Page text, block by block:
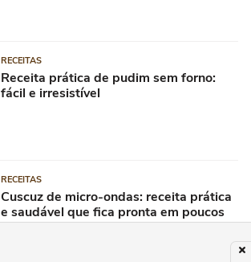
RECEITAS
Receita prática de pudim sem forno:
fácil e irresistível
RECEITAS
Cuscuz de micro-ondas: receita prática
e saudável que fica pronta em poucos
minutos